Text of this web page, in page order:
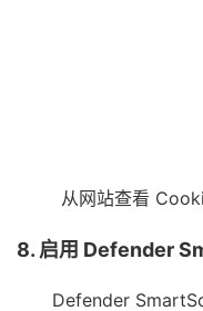
从网站查看
8. 启用 Defender
Defender